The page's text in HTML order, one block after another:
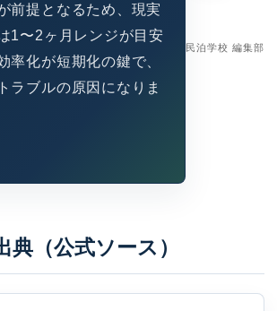
民泊学校 編集部
前提となるため、現実
1〜2ヶ月レンジが目安
率化が短期化の鍵で、
ラブルの原因になりま
典（公式ソース）